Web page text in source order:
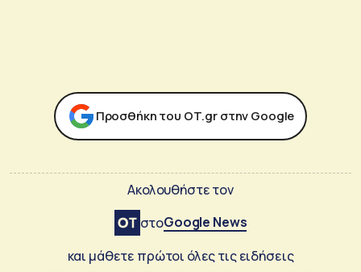
Προσθήκη του ΟΤ.gr στην Google
Ακολουθήστε τον
στοGoogle News
και μάθετε πρώτοι όλες τις ειδήσεις